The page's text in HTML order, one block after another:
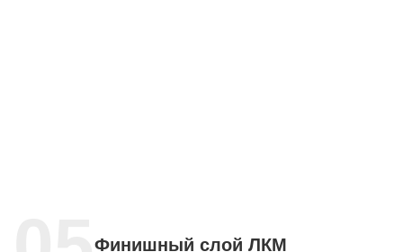
Финишный слой ЛКМ